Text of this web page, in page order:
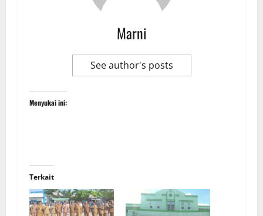
Marni
See author's posts
Menyukai ini:
Terkait